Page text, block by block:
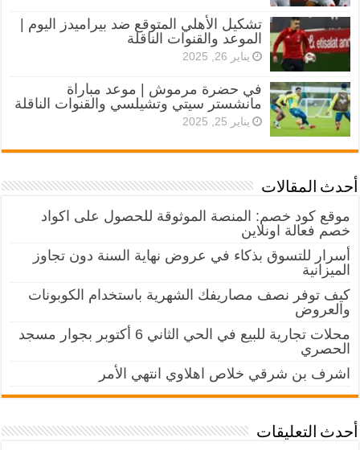
تشكيل الأهلي المتوقع ضد بيراميدز اليوم |
الموعد والقنوات الناقلة
يناير 26, 2025
في حضرة مرموش | موعد مباراة
مانشستر سيتي وتشيلسي والقنوات الناقلة
يناير 25, 2025
أحدث المقالات
موقع كود خصم: المنصة الموثوقة للحصول على اكواد
خصم فعالة اونلاين
أسرار للتسوق بذكاء في عروض نهاية السنة دون تجاوز
الميزانية
كيف توفر نصف مصاريفك الشهرية باستخدام الكوبونات
والعروض
محلات تجارية للبيع في الحي الثاني 6 أكتوبر بجوار مسجد
الحصري
اشرف بن شرقي خلاص اهلاوي انتهي الأمر
أحدث التعليقات